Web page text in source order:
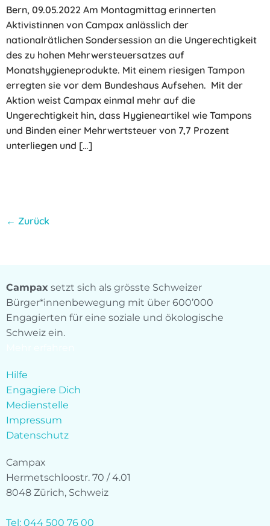
Bern, 09.05.2022 Am Montagmittag erinnerten
Aktivistinnen von Campax anlässlich der
nationalrätlichen Sondersession an die Ungerechtigkeit
des zu hohen Mehrwersteuersatzes auf
Monatshygieneprodukte. Mit einem riesigen Tampon
erregten sie vor dem Bundeshaus Aufsehen. Mit der
Aktion weist Campax einmal mehr auf die
Ungerechtigkeit hin, dass Hygieneartikel wie Tampons
und Binden einer Mehrwertsteuer von 7,7 Prozent
unterliegen und […]
← Zurück
Campax setzt sich als grösste Schweizer
Bürger*innenbewegung mit über 600’000
Engagierten für eine soziale und ökologische
Schweiz ein.
Hilfe
Engagiere Dich
Medienstelle
Impressum
Datenschutz
Campax
Hermetschloostr. 70 / 4.01
8048 Zürich, Schweiz
Tel: 044 500 76 00